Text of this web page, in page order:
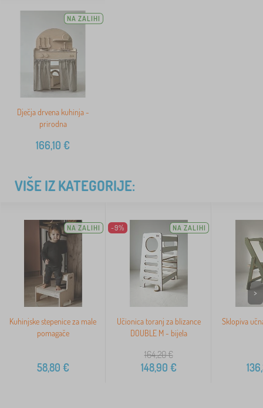
NA ZALIHI
Dječja drvena kuhinja -
prirodna
166,10 €
VIŠE IZ KATEGORIJE:
NA ZALIHI
Kuhinjske stepenice za male
pomagače
58,80 €
-9% NA ZALIHI
Učionica toranj za blizance
DOUBLE M - bijela
164,20€
148,90 €
Sklopiva
>